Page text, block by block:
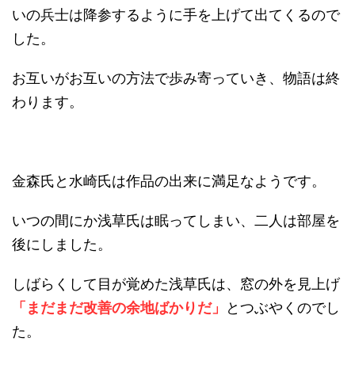
いの兵士は降参するように手を上げて出てくるので
した。
お互いがお互いの方法で歩み寄っていき、物語は終
わります。
金森氏と水崎氏は作品の出来に満足なようです。
いつの間にか浅草氏は眠ってしまい、二人は部屋を
後にしました。
しばらくして目が覚めた浅草氏は、窓の外を見上げ
「まだまだ改善の余地ばかりだ」
とつぶやくのでし
た。